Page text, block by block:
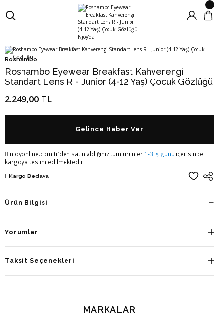
Roshambo
Roshambo Eyewear Breakfast Kahverengi
Standart Lens R - Junior (4-12 Yaş) Çocuk Gözlüğü
2.249,00 TL
Gelince Haber Ver
njoyonline.com.tr’den satın aldığınız tüm ürünler 1-3 iş günü içerisinde
kargoya teslim edilmektedir.
Kargo Bedava
Ürün Bilgisi
Yorumlar
Taksit Seçenekleri
MARKALAR